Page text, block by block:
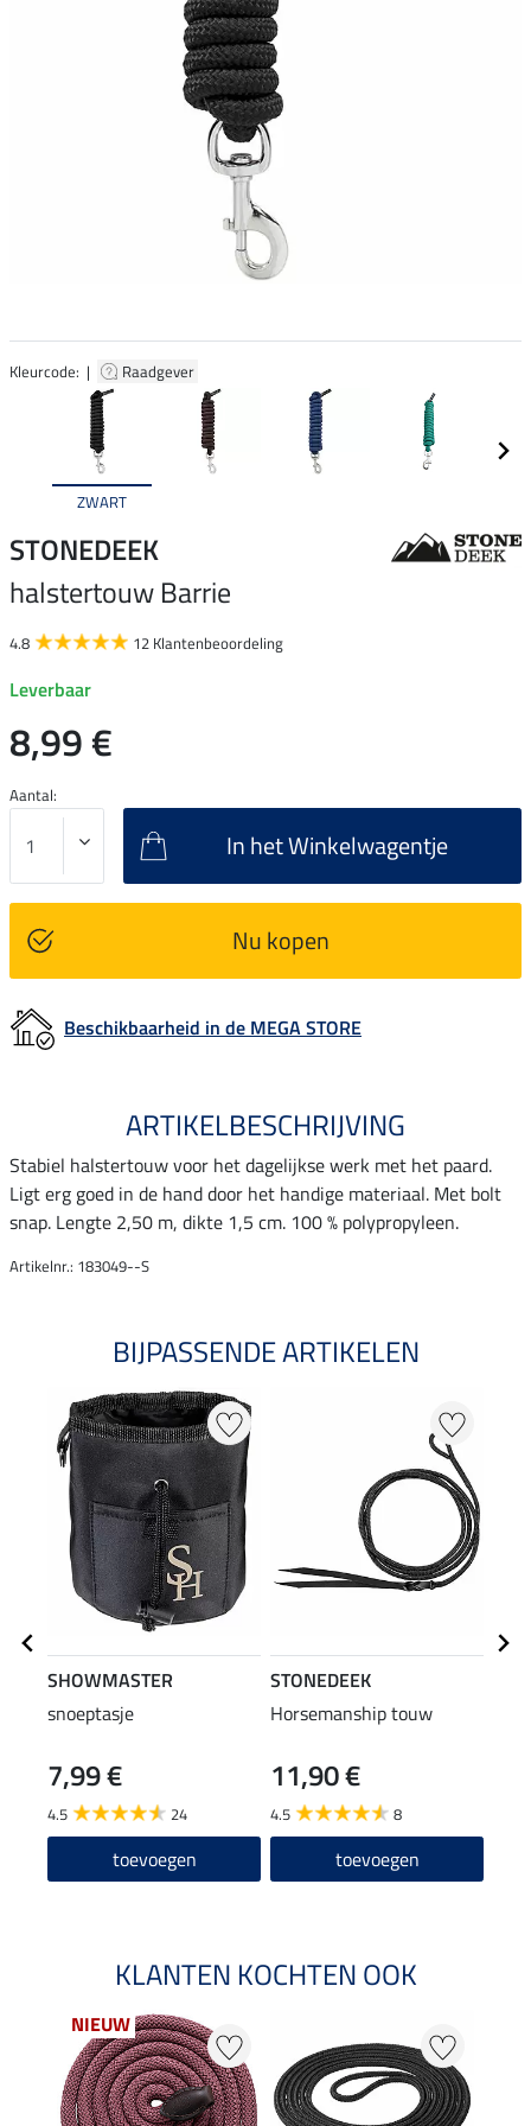
Kleurcode: | Raadgever
ZWART
STONEDEEK
halstertouw Barrie
4.8 12 Klantenbeoordeling
Leverbaar
8,99 €
Aantal:
In het Winkelwagentje
Nu kopen
Beschikbaarheid in de MEGA STORE
ARTIKELBESCHRIJVING
Stabiel halstertouw voor het dagelijkse werk met het paard.
Ligt erg goed in de hand door het handige materiaal. Met bolt
snap. Lengte 2,50 m, dikte 1,5 cm. 100 % polypropyleen.
Artikelnr.: 183049--S
BIJPASSENDE ARTIKELEN
SHOWMASTER
snoeptasje
7,99 €
4.5 24
toevoegen
STONEDEEK
Horsemanship touw
11,90 €
4.5 8
toevoegen
KLANTEN KOCHTEN OOK
NIEUW